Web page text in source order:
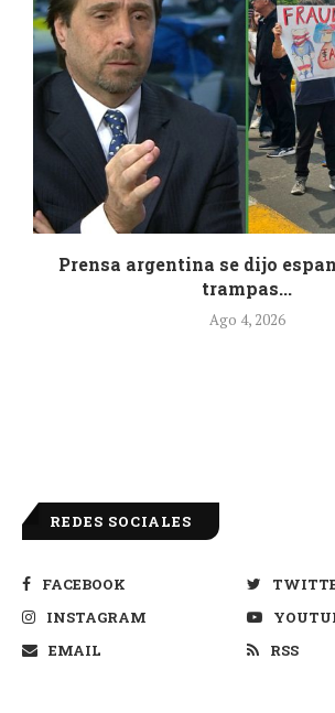
Prensa argentina se dijo
trampas...
Ago 4, 2026
REDES SOCIALES
FACEBOOK
INSTAGRAM
EMAIL
RSS